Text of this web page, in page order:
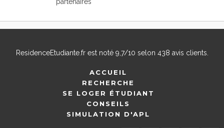
ResidenceEtudiante.frest noté 9,7/10 selon 438 avis clients.
ACCUEIL
RECHERCHE
SE LOGER ÉTUDIANT
CONSEILS
SIMULATION D'APL